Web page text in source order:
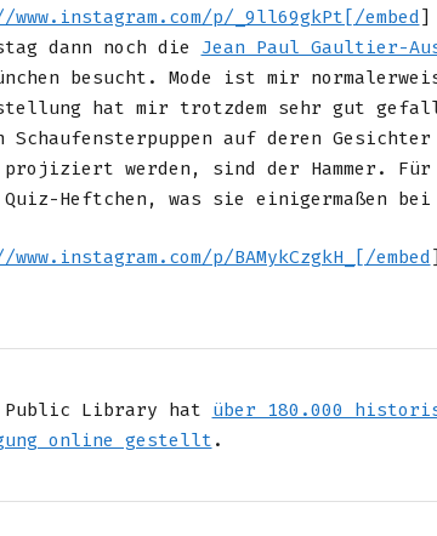
p/_9ll69gkPt[/embed ]
dann noch die Jean Paul Gaultier-
besucht. Mode ist mir
hat mir trotzdem sehr gut
Schaufensterpuppen auf deren
projiziert werden, sind der Hammer.
Heftchen, was sie einigermaßen
p/BAMykCzgkH_[/embed ]
Public Library hat über 180.000
online gestellt .